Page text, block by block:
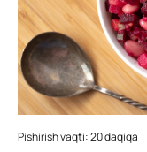
Pishirish vaqti: 20 daqiqa